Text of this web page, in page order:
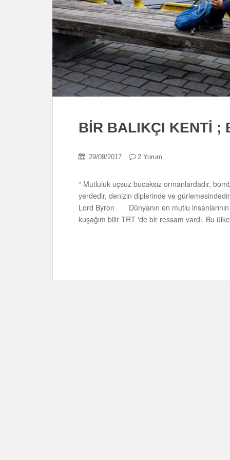
BİR BALIKÇI KENTİ ;
29/09/2017 2 Yorum
“ Mutluluk uçsuz bucaksız ormanlardadır,
yerdedir, denizin diplerinde ve
Lord Byron Dünyanın en mutlu
kuşağım bilir TRT ‘de bir ressam vardı. Bu